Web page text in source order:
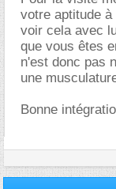
votre aptitude
voir cela avec
que vous êtes
n'est donc pas
une
Bonne